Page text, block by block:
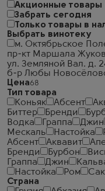
Акционные товары
Забрать сегодня
Только товары в
Выбрать винотеку
м. Октябрьское
пр-кт Маршала
ул. Земляной Вал. д.
б-р Любы
Цена
Тип товара
Коньяк
Абсент
Биттер
Бренди
Водка
Граппа Джин
Мескаль
Настойка
Абсент
Аквавит
Бренди
Бурбон
Граппа
Джин
Настойка
Ром
Страна